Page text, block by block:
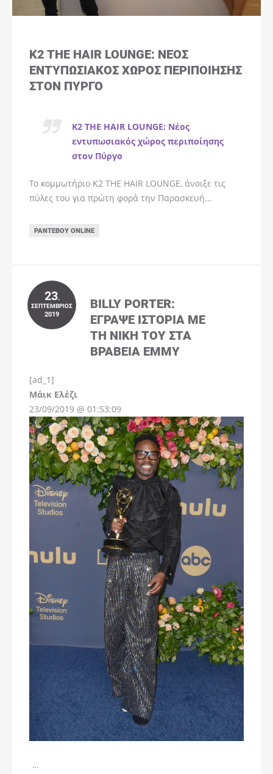
K2 THE HAIR LOUNGE: ΝΈΟΣ
ΕΝΤΥΠΩΣΙΑΚΌΣ ΧΏΡΟΣ ΠΕΡΙΠΟΊΗΣΗΣ
ΣΤΟΝ ΠΎΡΓΟ
K2 THE HAIR LOUNGE: Νέος
εντυπωσιακός χώρος περιποίησης
στον Πύργο
Το κομμωτήριο K2 THE HAIR LOUNGE, άνοιξε τις
πύλες του για πρώτη φορά την Παρασκευή…
ΡΑΝΤΕΒΟΎ ONLINE
23.
ΣΕΠΤΈΜΒΡΙΟΣ
2019
BILLY PORTER:
ΈΓΡΑΨΕ ΙΣΤΟΡΊΑ ΜΕ
ΤΗ ΝΊΚΗ ΤΟΥ ΣΤΑ
ΒΡΑΒΕΊΑ EMMY
[ad_1]
Μάικ ΕλέζιInstagram
23/09/2019 @ 01:53:09
…